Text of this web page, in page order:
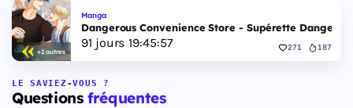
+2 autres
Manga
Dangerous Convenience Store - Supérette
91 jours 19:45:56 271 187
LE SAVIEZ-VOUS ?
Questionsfréquentes